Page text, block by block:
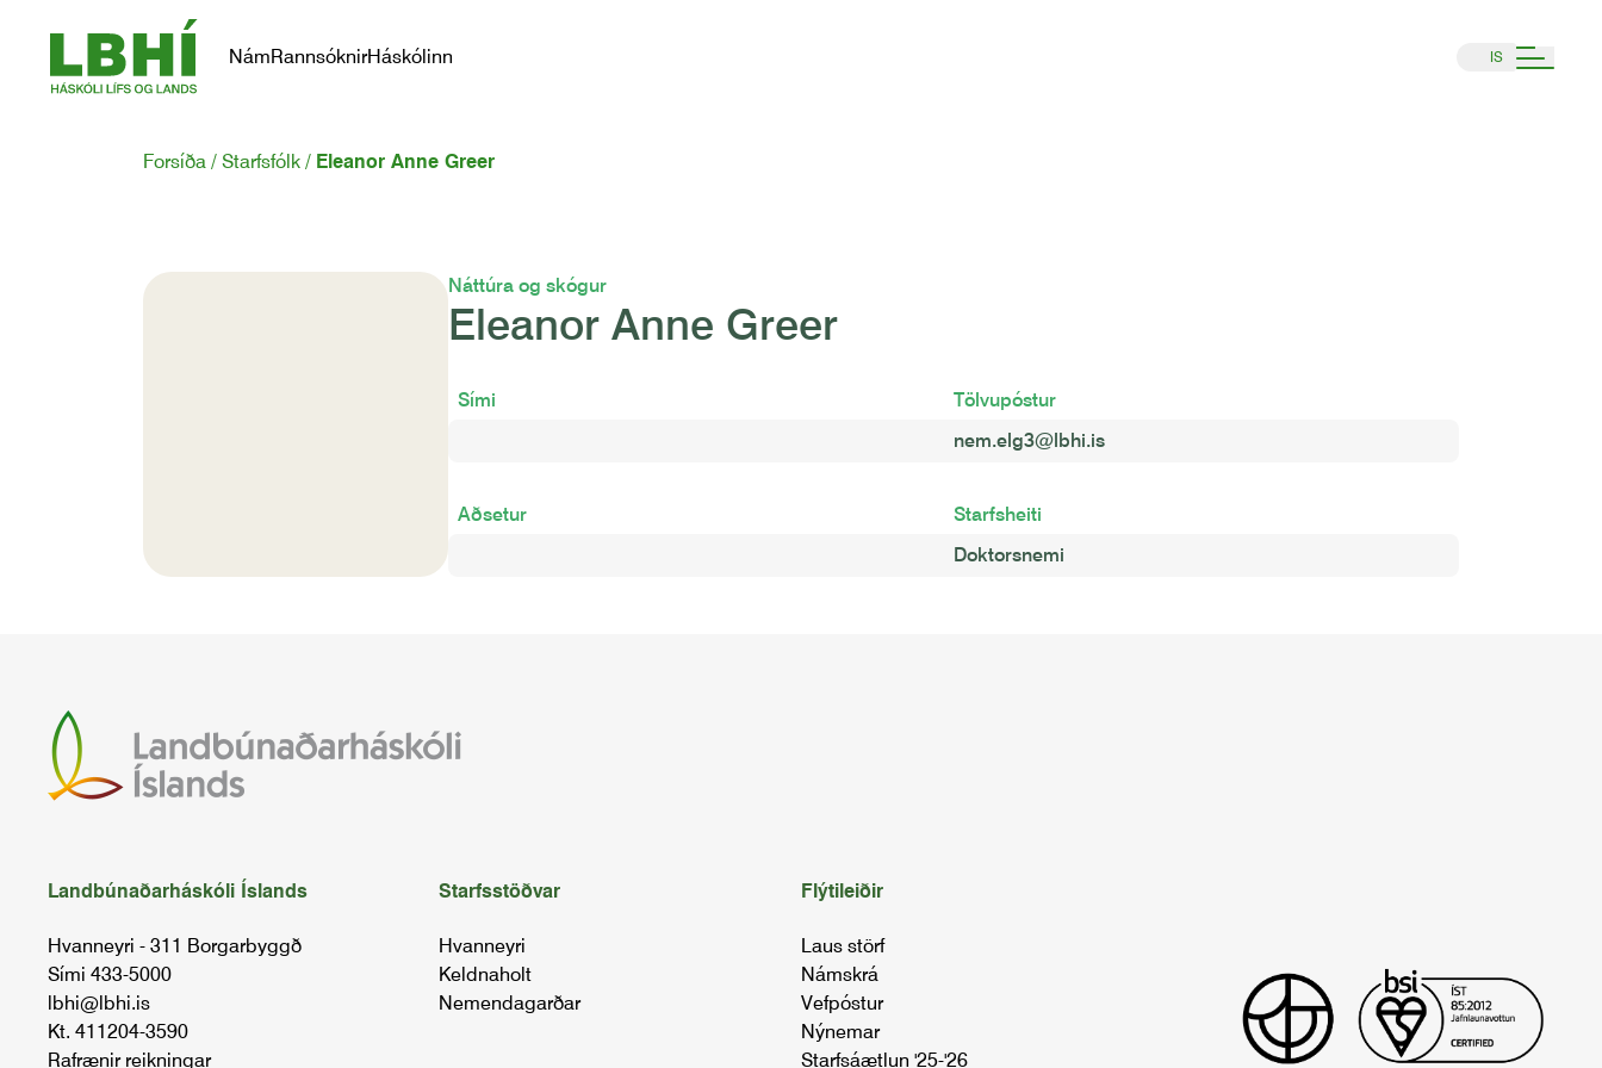
NámRannsóknirHáskólinn IS
Forsíða Starfsfólk Eleanor Anne Greer
Náttúra og skógur
Eleanor Anne Greer
Sími
Tölvupóstur
nem.elg3@lbhi.is
Aðsetur
Starfsheiti
Doktorsnemi
Landbúnaðarháskóli Íslands
Hvanneyri - 311 Borgarbyggð
Sími 433-5000
lbhi@lbhi.is
Kt. 411204-3590
Rafrænir reikningar
Starfsstöðvar
Hvanneyri
Keldnaholt
Nemendagarðar
Flýtileiðir
Laus störf
Námskrá
Vefpóstur
Nýnemar
Starfsáætlun '25-'26